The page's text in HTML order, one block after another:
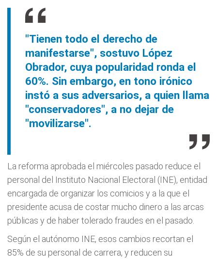
"Tienen todo el derecho de
manifestarse", sostuvo López
Obrador, cuya popularidad ronda el
60%. Sin embargo, en tono irónico
instó a sus adversarios, a quien llama
"conservadores", a no dejar de
"movilizarse".
La reforma aprobada el miércoles pasado reduce el
personal del Instituto Nacional Electoral (INE), entidad
encargada de organizar los comicios y a la que el
presidente acusa de costar mucho dinero a las arcas
públicas y de haber tolerado fraudes en el pasado.
Según el autónomo INE, esos cambios recortan el
85% de su personal de carrera, y reducen su